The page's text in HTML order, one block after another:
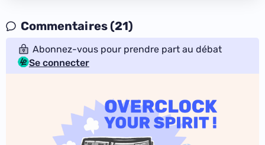
Commentaires (21)
Abonnez-vous pour prendre part au débat
Se connecter